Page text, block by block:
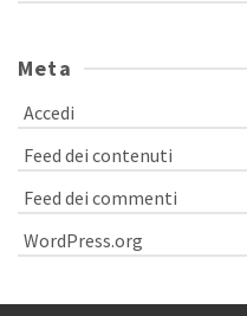
Meta
Accedi
Feed dei contenuti
Feed dei commenti
WordPress.org